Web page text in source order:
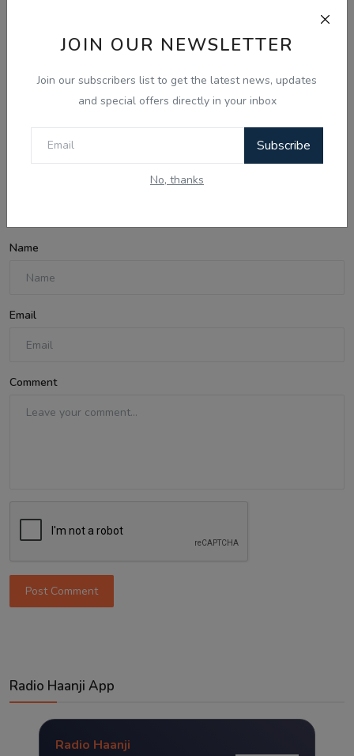
JOIN OUR NEWSLETTER
Join our subscribers list to get the latest news, updates
and special offers directly in your inbox
Subscribe
No, thanks
Aug 8, 2026
ਕੈਲੀਫ਼ੋਰਨੀਆ 'ਚ ਪੰਜਾਬੀ ਨੌਜਵਾਨ ਦਾ ਗੋਲੀਆਂ ਮਾਰ ਕੇ ਕਤਲ,
ਪਟਿਆਲਾ ਜ਼ਿਲ੍ਹ...
Name
Email
Comment
Post Comment
Radio Haanji App
Radio Haanji